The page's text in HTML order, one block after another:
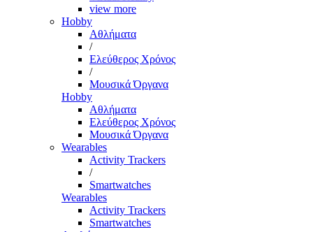
view more
Hobby
Αθλήματα
/
Ελεύθερος Χρόνος
/
Μουσικά Όργανα
Hobby
Αθλήματα
Ελεύθερος Χρόνος
Μουσικά Όργανα
Wearables
Activity Trackers
/
Smartwatches
Wearables
Activity Trackers
Smartwatches